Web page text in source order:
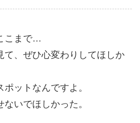
こまで…
て、ぜひ心変わりしてほしか
ットなんですよ。
いでほしかった。